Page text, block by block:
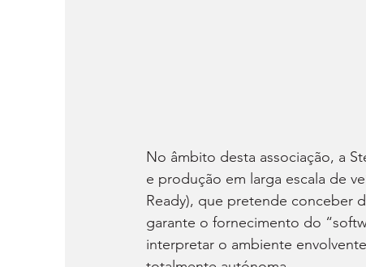
No âmbito desta associação, a
e produção em larga escala de
Ready), que pretende conceber
garante o fornecimento do
interpretar o ambiente